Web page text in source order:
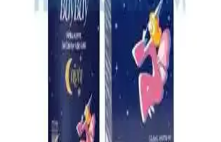
En İyi Bebek Çantası Seçimi: Dayanıklı, Pratik ve
Ergonomik Modeller Rehberi
Bebek çantası seçerken dayanıklılık, su geçirmezlik, geniş iç hacim
ve ergonomik tasarım gibi önemli özelliklere dikkat edin. Bu
rehberle en uygun modeli kolayca bulun.
Çocuklar İçin Güvenli ve Etkili Boğaz Spreyleri:
Kullanım ve Güvenlik Rehberi
Çocuklar için güvenli ve doğal içeriklerle formüle edilen boğaz
spreyleri, tahrişi hafifletir ve rahatlatır. Kullanım talimatlarına
uyulduğunda güvenlidir, ebeveynler ve doktorlar tarafından tercih